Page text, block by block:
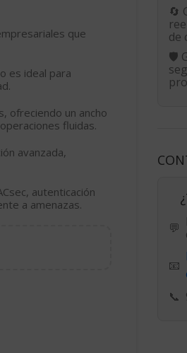
que
es ideal para
ofreciendo un ancho
fluidas.
avanzada,
, autenticación
a amenazas.
🔄
de
🛡️
💬
📧
📞